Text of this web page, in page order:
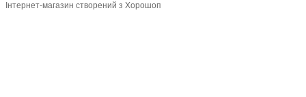
Інтернет-магазин створений з Хорошоп